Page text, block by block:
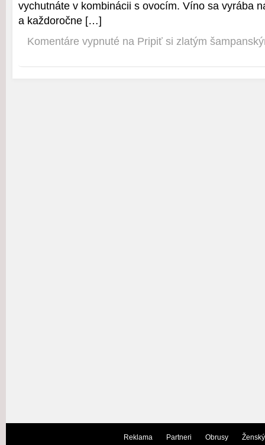
vychutnáte v kombinácii s ovocím. Víno sa vyrába
a každoročne […]
Komentáre vypnuté na Pripiť si zlatým
Reklama Partneri Obrusy